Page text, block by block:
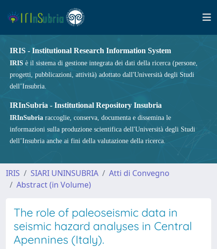
IRIS - Institutional Research Information System
IRIS è il sistema di gestione integrata dei dati della ricerca (persone,
progetti, pubblicazioni, attività) adottato dall'Università degli Studi
dell’Insubria.
IRInSubria - Institutional Repository Insubria
IRInSubria raccoglie, conserva, documenta e dissemina le
informazioni sulla produzione scientifica dell'Università degli Studi
dell’Insubria anche ai fini della valutazione della ricerca.
IRIS SIARI UNINSUBRIA
Atti di Convegno
Abstract (in Volume)
The role of paleoseismic data in
seismic hazard analyses in Central
Apennines (Italy).